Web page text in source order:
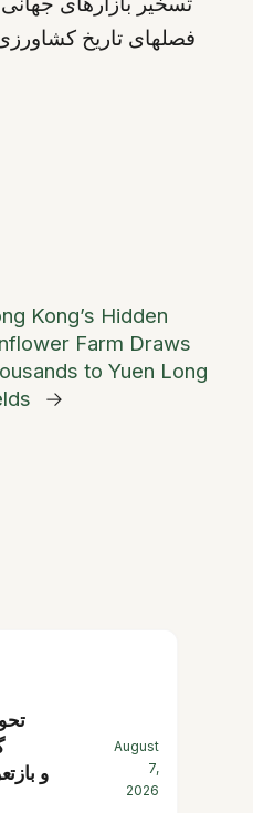
فصلهای تاریخ
Kong’s Hidden
Farm Draws
to Yuen Long
→
August
7,
2026